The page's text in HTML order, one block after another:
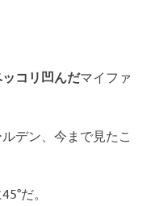
コリ凹んだマイファ
デン、今まで見たこ
だ。